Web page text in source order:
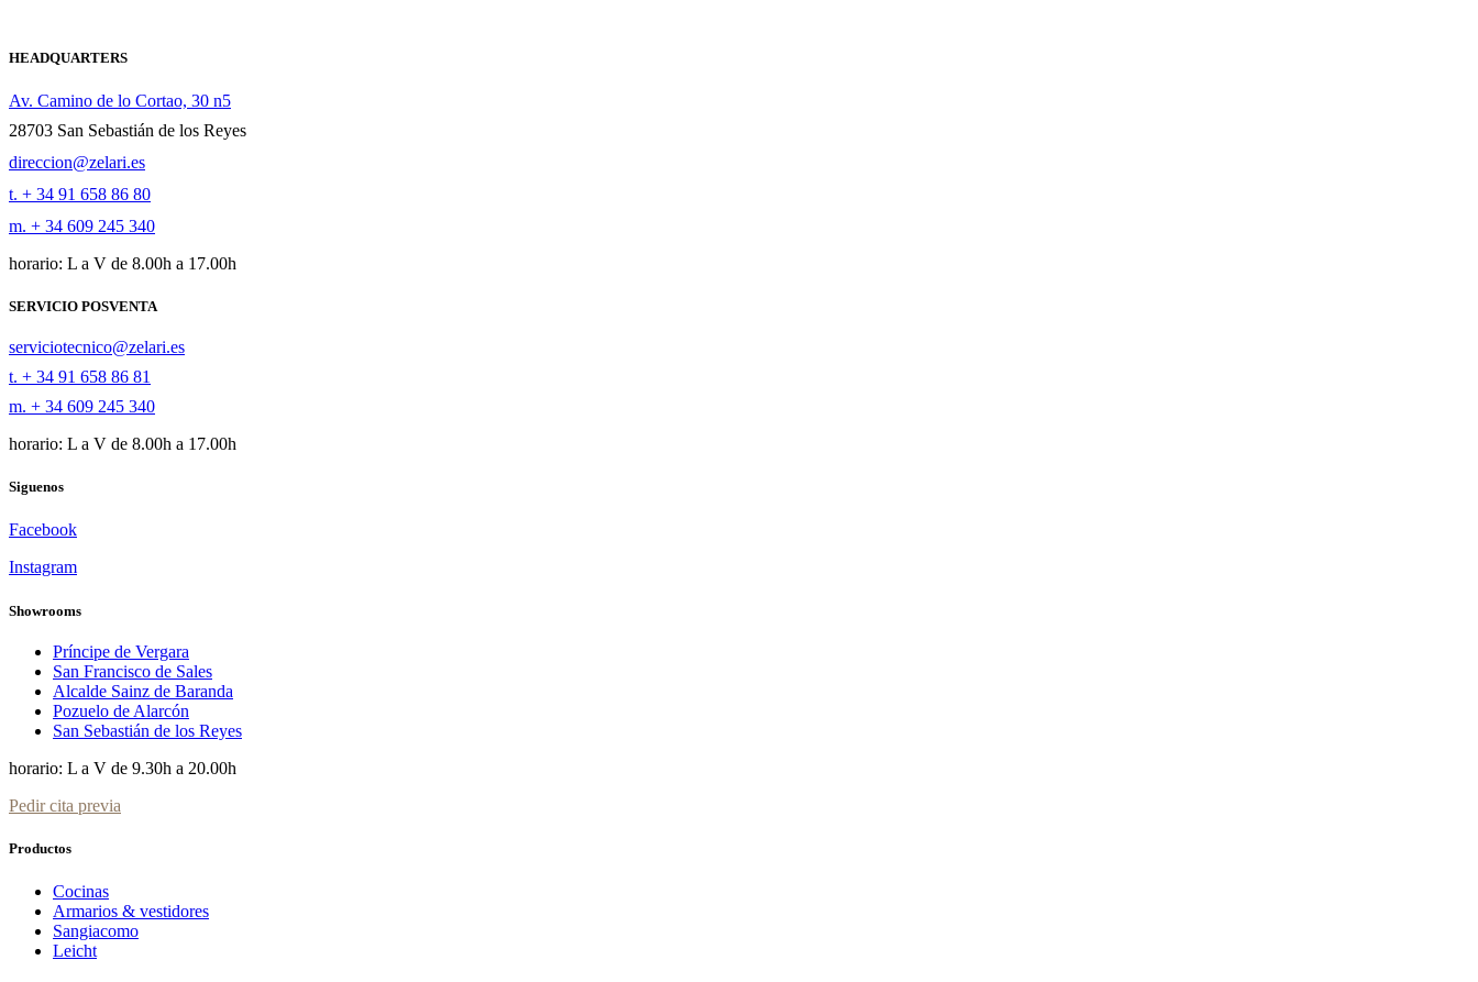
HEADQUARTERS
Av. Camino de lo Cortao, 30 n5
28703 San Sebastián de los Reyes
direccion@zelari.es
t. + 34 91 658 86 80
m. + 34 609 245 340
horario: L a V de 8.00h a 17.00h
SERVICIO POSVENTA
serviciotecnico@zelari.es
t. + 34 91 658 86 81
m. + 34 609 245 340
horario: L a V de 8.00h a 17.00h
Siguenos
Facebook
Instagram
Showrooms
Príncipe de Vergara
San Francisco de Sales
Alcalde Sainz de Baranda
Pozuelo de Alarcón
San Sebastián de los Reyes
horario: L a V de 9.30h a 20.00h
Pedir cita previa
Productos
Cocinas
Armarios & vestidores
Sangiacomo
Leicht